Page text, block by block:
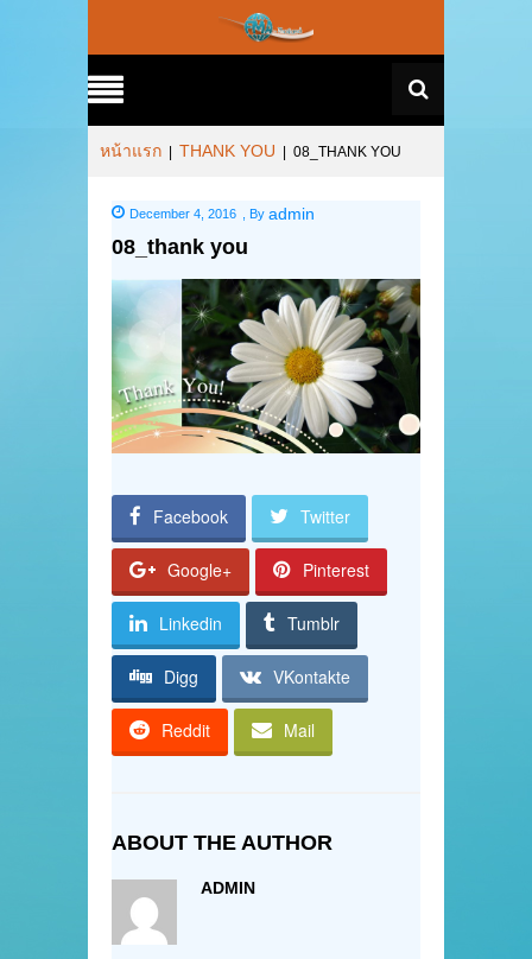
หน้าแรก THANK YOU 08_THANK YOU
December 4, 2016 By admin
08_thank you
Facebook Twitter
Google+ Pinterest
Linkedin Tumblr
Digg VKontakte
Reddit Mail
ABOUT THE AUTHOR
ADMIN